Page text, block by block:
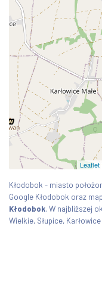
Leaflet
Kłodobok - miasto
Google Kłodobok oraz
Kłodobok. W najbliższej
Wielkie, Słupice,